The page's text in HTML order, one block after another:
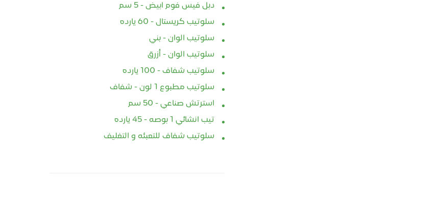
دبل فيس فوم ابيض - 5 سم
سلوتيب كريستال - 60 يارده
سلوتيب الوان - بني
سلوتيب الوان - أزرق
سلوتيب شفاف - 100 يارده
سلوتيب مطبوع 1 لون - شفاف
استرتش صناعي - 50 سم
تيب انشائي 1 بوصه - 45 يارده
سلوتيب شفاف للتعبئه و التغليف